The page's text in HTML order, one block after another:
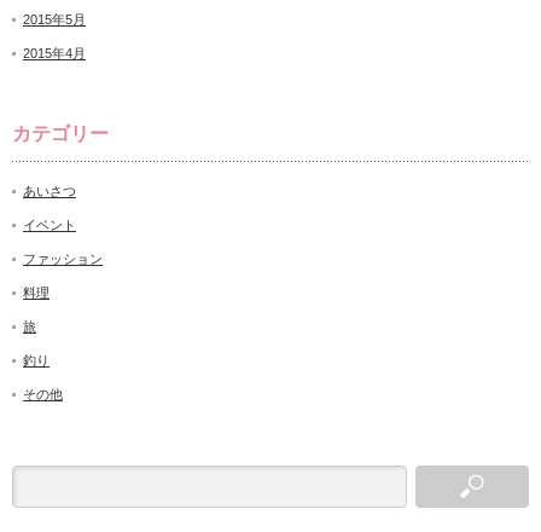
2015年5月
2015年4月
カテゴリー
あいさつ
イベント
ファッション
料理
旅
釣り
その他